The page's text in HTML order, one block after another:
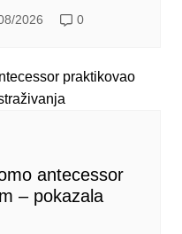
2026 0
antecessor
– pokazala